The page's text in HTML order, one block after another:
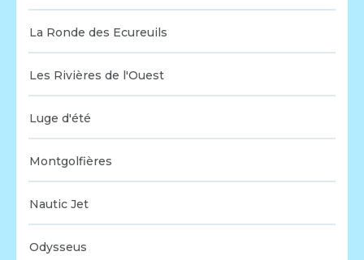
La Ronde des Ecureuils
Les Rivières de l'Ouest
Luge d'été
Montgolfières
Nautic Jet
Odysseus